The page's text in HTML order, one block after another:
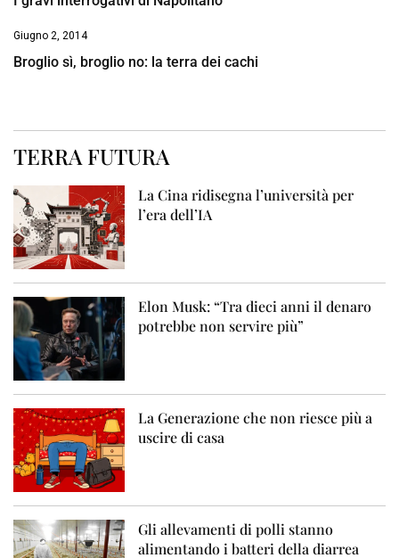
Giugno 2, 2014
Broglio sì, broglio no: la terra dei cachi
TERRA FUTURA
La Cina ridisegna l’università per
l’era dell’IA
Elon Musk: “Tra dieci anni il denaro
potrebbe non servire più”
La Generazione che non riesce più a
uscire di casa
Gli allevamenti di polli stanno
alimentando i batteri della diarrea